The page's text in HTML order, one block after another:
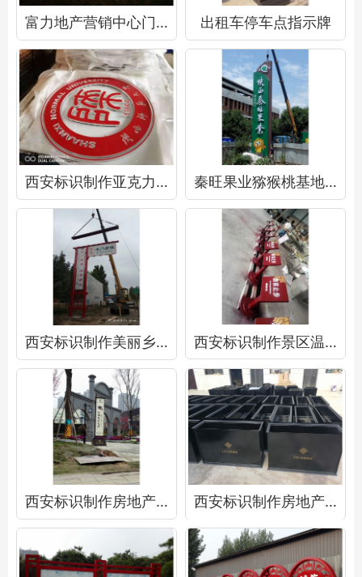
富力地产营销中心门头制作 出租车停车点指示牌
西安标识制作亚克力水晶立体校徽 秦旺果业猕猴桃基地精神堡垒
西安标识制作美丽乡村牌 西安标识制作景区温馨提示牌
西安标识制作房地产商业道旗 西安标识制作房地产景观花池